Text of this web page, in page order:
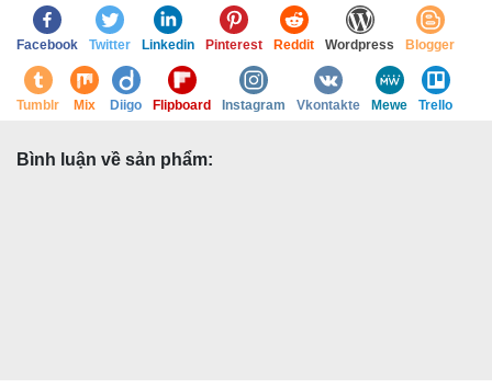
Facebook Twitter Linkedin Pinterest Reddit Wordpress Blogger
Tumblr Mix Diigo Flipboard Instagram Vkontakte Mewe Trello
Bình luận về sản phẩm: